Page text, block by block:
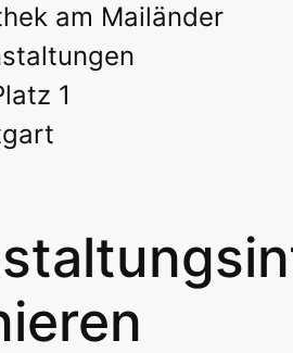
am Mailänder
1